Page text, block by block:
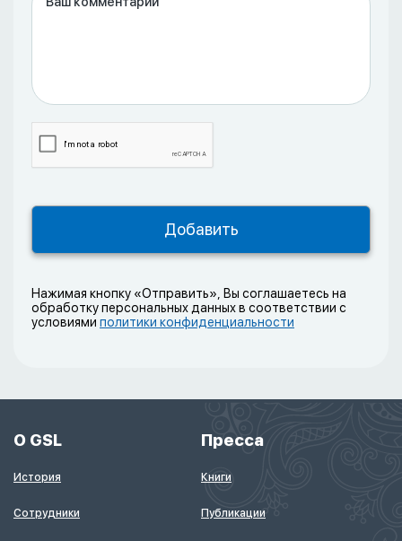
Нажимая кнопку «Отправить», Вы соглашаетесь на
обработку персональных данных в соответствии с
условиями политики конфиденциальности
О GSL
История
Сотрудники
Пресса
Книги
Публикации